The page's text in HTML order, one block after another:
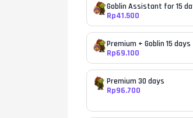
Goblin Assistant for 15
Rp41.500
Premium + Goblin 15 days
Rp69.100
Premium 30 days
Rp96.700